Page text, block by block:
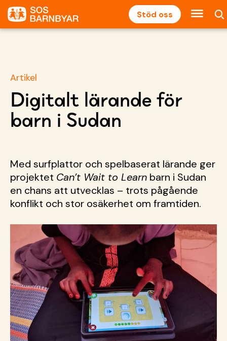
Stöd oss
Artikel
Digitalt lärande för
barn i Sudan
Med surfplattor och spelbaserat lärande ger
projektet Can’t Wait to Learn barn i Sudan
en chans att utvecklas – trots pågående
konflikt och stor osäkerhet om framtiden.